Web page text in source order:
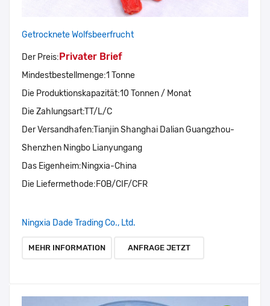
Getrocknete Wolfsbeerfrucht
Der Preis:Privater Brief
Mindestbestellmenge:1 Tonne
Die Produktionskapazität:10 Tonnen / Monat
Die Zahlungsart:TT/L/C
Der Versandhafen:Tianjin Shanghai Dalian Guangzhou-
Shenzhen Ningbo Lianyungang
Das Eigenheim:Ningxia-China
Die Liefermethode:FOB/CIF/CFR
Ningxia Dade Trading Co., Ltd.
MEHR INFORMATION ANFRAGE JETZT